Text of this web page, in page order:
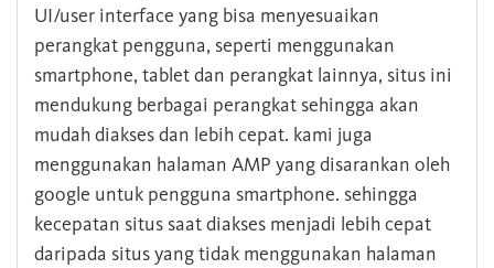
UI/user interface yang bisa menyesuaikan
perangkat pengguna, seperti menggunakan
smartphone, tablet dan perangkat lainnya, situs ini
mendukung berbagai perangkat sehingga akan
mudah diakses dan lebih cepat. kami juga
menggunakan halaman AMP yang disarankan oleh
google untuk pengguna smartphone. sehingga
kecepatan situs saat diakses menjadi lebih cepat
daripada situs yang tidak menggunakan halaman